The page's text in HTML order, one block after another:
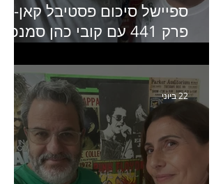
ספיישל סיכום פסטיבל קאן-
פרק 441 עם קובי כהן
22 ביוני